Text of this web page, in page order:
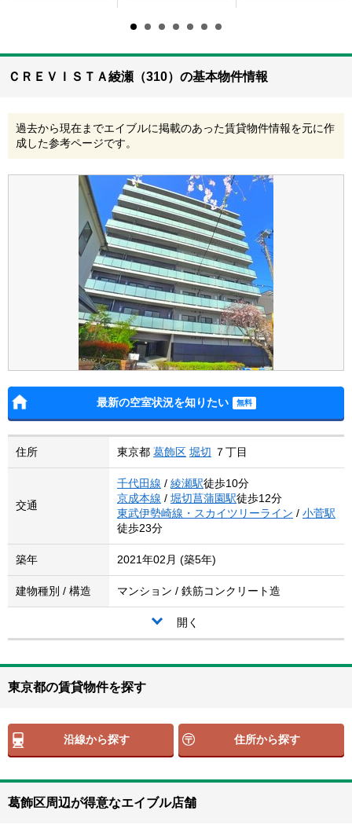
ＣＲＥＶＩＳＴＡ綾瀬（310）の基本物件情報
過去から現在までエイブルに掲載のあった賃貸物件情報を元に作
成した参考ページです。
最新の空室状況を知りたい
住所 東京都 葛飾区 堀切 ７丁目
交通
千代田線 / 綾瀬駅徒歩10分
京成本線 / 堀切菖蒲園駅徒歩12分
東武伊勢崎線・スカイツリーライン / 小菅駅
徒歩23分
築年 2021年02月 (築5年)
建物種別 / 構造 マンション / 鉄筋コンクリート造
開く
東京都の賃貸物件を探す
沿線から探す 住所から探す
葛飾区周辺が得意なエイブル店舗